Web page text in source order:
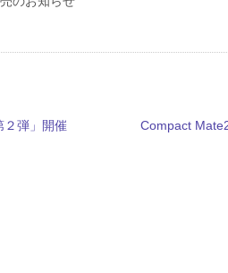
２弾」開催
Compact